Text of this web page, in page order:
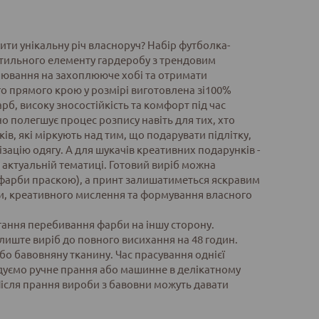
унікальну річ власноруч? Набір футболка-
елементу гардеробу з трендовим
на захоплююче хобі та отримати
прямого крою у розмірі виготовлена зі100%
високу зносостійкість та комфорт під час
процес розпису навіть для тих, хто
які міркують над тим, що подарувати підлітку,
одягу. А для шукачів креативних подарунків -
тематиці. Готовий виріб можна
праскою), а принт залишатиметься яскравим
креативного мислення та формування власного
перебивання фарби на іншу сторону.
виріб до повного висихання на 48 годин.
бавовняну тканину. Час прасування однієї
ручне прання або машинне в делікатному
прання вироби з бавовни можуть давати